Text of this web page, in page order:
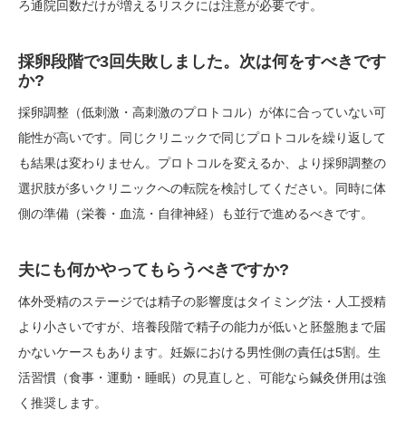
ろ通院回数だけが増えるリスクには注意が必要です。
採卵段階で3回失敗しました。次は何をすべきです
か?
採卵調整（低刺激・高刺激のプロトコル）が体に合っていない可
能性が高いです。同じクリニックで同じプロトコルを繰り返して
も結果は変わりません。プロトコルを変えるか、より採卵調整の
選択肢が多いクリニックへの転院を検討してください。同時に体
側の準備（栄養・血流・自律神経）も並行で進めるべきです。
夫にも何かやってもらうべきですか?
体外受精のステージでは精子の影響度はタイミング法・人工授精
より小さいですが、培養段階で精子の能力が低いと胚盤胞まで届
かないケースもあります。妊娠における男性側の責任は5割。生
活習慣（食事・運動・睡眠）の見直しと、可能なら鍼灸併用は強
く推奨します。